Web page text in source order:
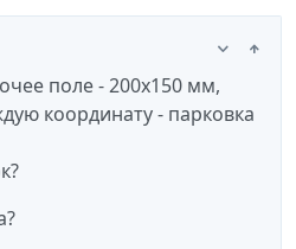
поле - 200х150 мм,
координату - парковка